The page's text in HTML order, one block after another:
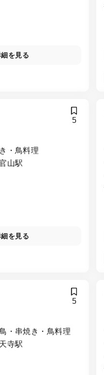
を見る
5
・鳥料理
山駅
を見る
5
・串焼き・鳥料理
寺駅